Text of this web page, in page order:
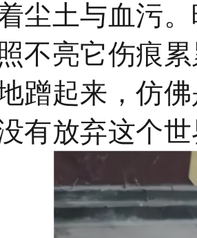
尘土与血污
不亮它伤痕
蹭起来，仿
有放弃这个